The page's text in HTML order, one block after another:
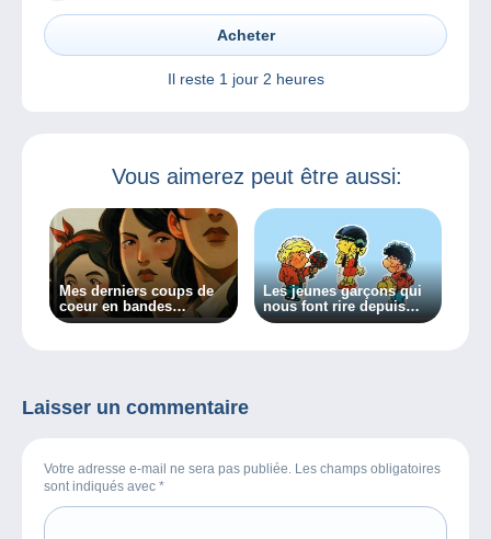
Acheter
Il reste 1 jour 2 heures
Vous aimerez peut être aussi:
Mes derniers coups de
coeur en bandes
dessinées
Les jeunes garçons qui
nous font rire depuis
notre jeunesse épisode
Laisser un commentaire
Votre adresse e-mail ne sera pas publiée. Les champs obligatoires
sont indiqués avec *